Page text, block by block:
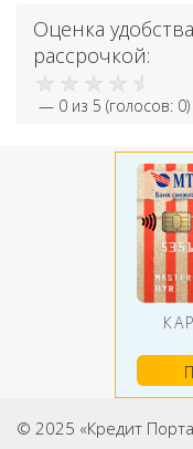
Оценка
рассрочкой:
— 0 из 5 (голосов: 0)
© 2025 «Кредит